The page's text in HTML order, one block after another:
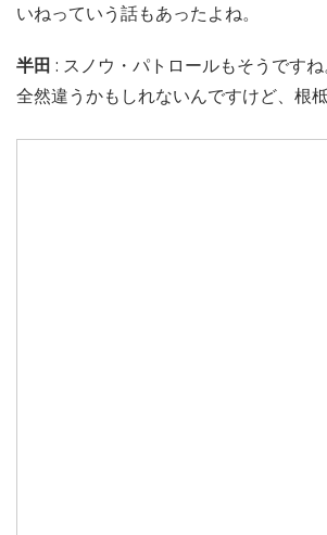
いねっていう話もあったよね。
半田 : スノウ・パトロールもそうです
全然違うかもしれないんですけど、根